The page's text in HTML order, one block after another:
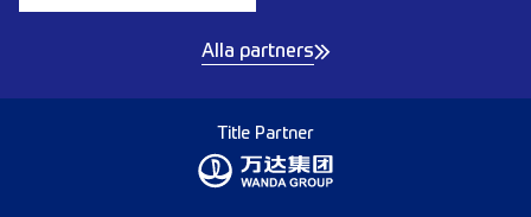
Alla partners
Title Partner